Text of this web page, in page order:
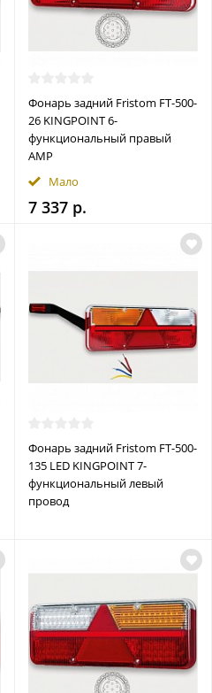
Фонарь задний Fristom FT-500-
26 KINGPOINT 6-
функциональный правый
AMP
Мало
7 337 р.
Фонарь задний Fristom FT-500-
135 LED KINGPOINT 7-
функциональный левый
провод